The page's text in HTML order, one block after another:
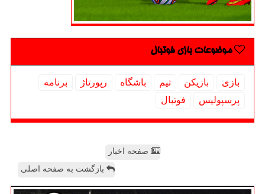
موضوعات بازی فوتبال
بازی بازیكن تیم باشگاه رپورتاژ
برنامه
پرسپولیس
فوتبال
صفحه اخبار
بازگشت به صفحه اصلی